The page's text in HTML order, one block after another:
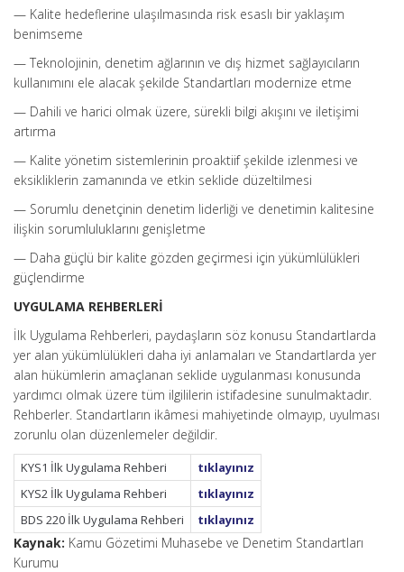
— Kalite hedeflerine ulaşılmasında risk esaslı bir yaklaşım
benimseme
— Teknolojinin, denetim ağlarının ve dış hizmet sağlayıcıların
kullanımını ele alacak şekilde Standartları modernize etme
— Dahili ve harici olmak üzere, sürekli bilgi akışını ve iletişimi
artırma
— Kalite yönetim sistemlerinin proaktiif şekilde izlenmesi ve
eksikliklerin zamanında ve etkin seklide düzeltilmesi
— Sorumlu denetçinin denetim liderliği ve denetimin kalitesine
ilişkin sorumluluklarını genişletme
— Daha güçlü bir kalite gözden geçirmesi için yükümlülükleri
güçlendirme
UYGULAMA REHBERLERİ
İlk Uygulama Rehberleri, paydaşların söz konusu Standartlarda
yer alan yükümlülükleri daha iyi anlamaları ve Standartlarda yer
alan hükümlerin amaçlanan seklide uygulanması konusunda
yardımcı olmak üzere tüm ilgililerin istifadesine sunulmaktadır.
Rehberler. Standartların ikâmesi mahiyetinde olmayıp, uyulması
zorunlu olan düzenlemeler değildir.
KYS1 İlk Uygulama Rehberi
tıklayınız
KYS2 İlk Uygulama Rehberi
tıklayınız
BDS 220 İlk Uygulama Rehberi
tıklayınız
Kaynak: Kamu Gözetimi Muhasebe ve Denetim Standartları
Kurumu